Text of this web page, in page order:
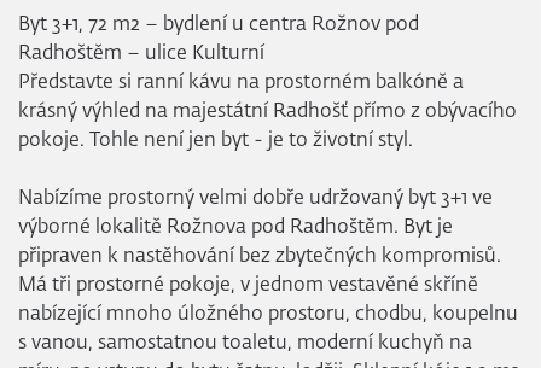
Byt 3+1, 72 m2 – bydlení u centra Rožnov pod
Radhoštěm – ulice Kulturní
Představte si ranní kávu na prostorném balkóně a
krásný výhled na majestátní Radhošť přímo z obývacího
pokoje. Tohle není jen byt - je to životní styl.
Nabízíme prostorný velmi dobře udržovaný byt 3+1 ve
výborné lokalitě Rožnova pod Radhoštěm. Byt je
připraven k nastěhování bez zbytečných kompromisů.
Má tři prostorné pokoje, v jednom vestavěné skříně
nabízející mnoho úložného prostoru, chodbu, koupelnu
s vanou, samostatnou toaletu, moderní kuchyň na